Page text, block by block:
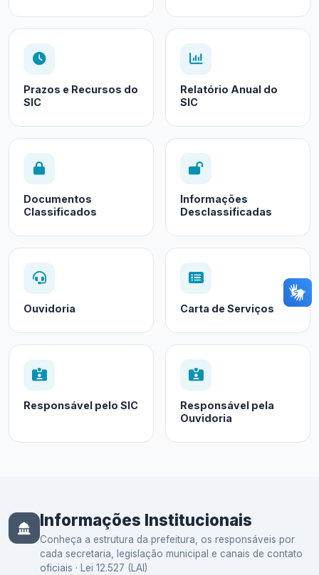
Prazos e Recursos do
SIC
Relatório Anual do
SIC
Documentos
Classificados
Informações
Desclassificadas
Ouvidoria Carta de Serviços
Responsável pelo SIC
Responsável pela
Ouvidoria
Informações Institucionais
Conheça a estrutura da prefeitura, os responsáveis por
cada secretaria, legislação municipal e canais de contato
oficiais · Lei 12.527 (LAI)